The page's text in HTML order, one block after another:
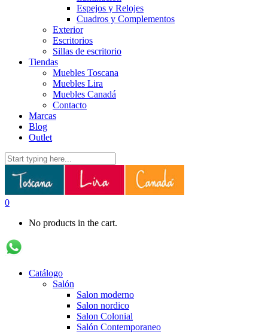
Espejos y Relojes
Cuadros y Complementos
Exterior
Escritorios
Sillas de escritorio
Tiendas
Muebles Toscana
Muebles Lira
Muebles Canadá
Contacto
Marcas
Blog
Outlet
0
No products in the cart.
Catálogo
Salón
Salon moderno
Salon nordico
Salon Colonial
Salón Contemporaneo